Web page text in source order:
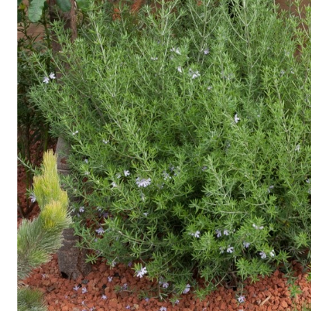
Arbustes de terre de bruyère
Plantes Grimpantes
Arbres fruitiers
Conifères
Plantes méditerranéennes et exotiques
Rosiers
Plantes
Plantes
Plantes
Plantes
Plantes
Plantes
Plantes
Lavande